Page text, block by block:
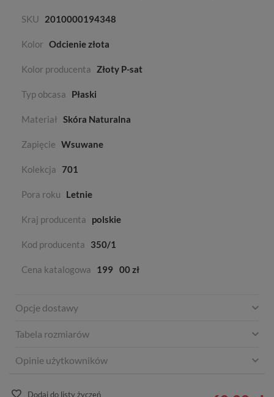
SKU 2010000194348
Kolor Odcienie złota
Kolor producenta Złoty P-sat
Typ obcasa Płaski
Materiał Skóra Naturalna
Zapięcie Wsuwane
Kolekcja 701
Pora roku Letnie
Kraj producenta polskie
Kod producenta 350/1
Cena katalogowa 199 00 zł
Opcje dostawy
Tabela rozmiarów
Opinie użytkowników
Dodaj do listy życzeń